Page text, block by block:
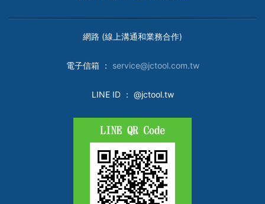
網路 (線上溝通和業務合作)
電子信箱 ： service@jctool.com.tw
LINE ID： @jctool.tw